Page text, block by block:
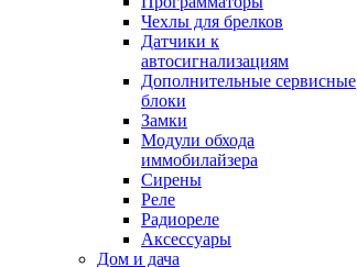
Чехлы для брелков
Датчики к
автосигнализациям
Дополнительные сервисные
блоки
Замки
Модули обхода
иммобилайзера
Сирены
Реле
Радиореле
Аксессуары
Дом и дача